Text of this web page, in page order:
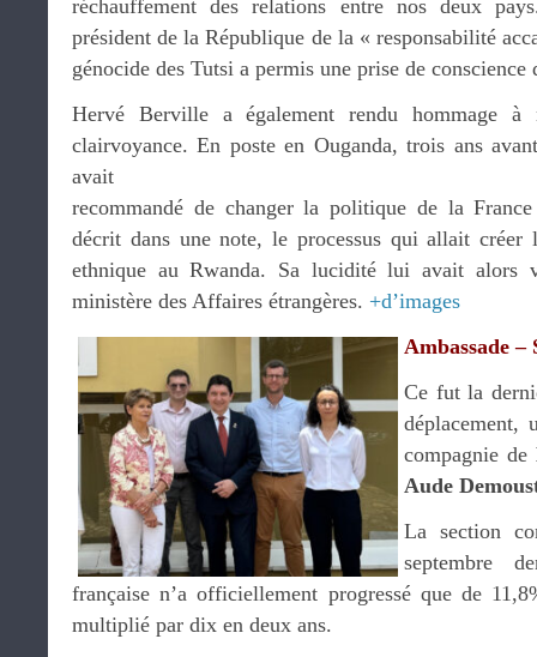
réchauffement des relations entre nos deux
président de la République de la « responsabilité
génocide des Tutsi a permis une prise de conscience
Hervé Berville a également rendu hommage à
clairvoyance. En poste en Ouganda, trois ans
avait
recommandé de changer la politique de la
décrit dans une note, le processus qui allait créer
ethnique au Rwanda. Sa lucidité lui avait alors
ministère des Affaires étrangères. +d’images
Ambassade –
Ce fut la
déplacement,
compagnie de
Aude
La section
septembre
française n’a officiellement progressé que de
multiplié par dix en deux ans.